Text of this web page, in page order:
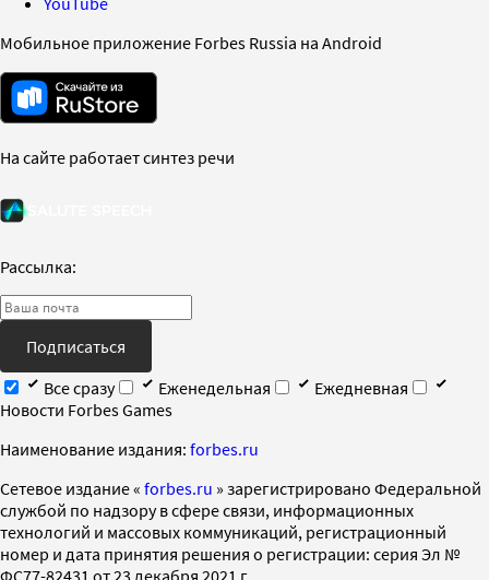
Мобильное приложение Forbes Russia на Android
На сайте работает синтез речи
Рассылка:
Подписаться
Все сразу
Еженедельная
Ежедневная
Новости Forbes Games
Наименование издания: forbes.ru
Cетевое издание « forbes.ru » зарегистрировано Федеральной
службой по надзору в сфере связи, информационных
технологий и массовых коммуникаций, регистрационный
номер и дата принятия решения о регистрации: серия Эл №
ФС77-82431 от 23 декабря 2021 г.